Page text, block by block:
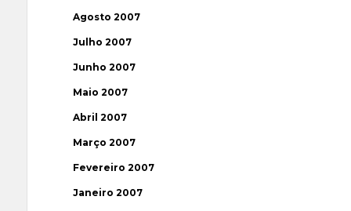
Agosto 2007
Julho 2007
Junho 2007
Maio 2007
Abril 2007
Março 2007
Fevereiro 2007
Janeiro 2007